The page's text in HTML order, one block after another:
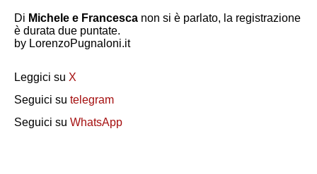
Di Michele e Francesca non si è parlato, la registrazione
è durata due puntate.
by LorenzoPugnaloni.it
Leggici su X
Seguici su telegram
Seguici su WhatsApp